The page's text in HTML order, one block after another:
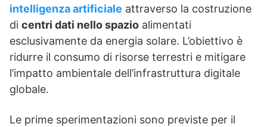
intelligenza artificiale attraverso la costruzione
di centri dati nello spazio alimentati
esclusivamente da energia solare. L’obiettivo è
ridurre il consumo di risorse terrestri e mitigare
l’impatto ambientale dell’infrastruttura digitale
globale.
Le prime sperimentazioni sono previste per il